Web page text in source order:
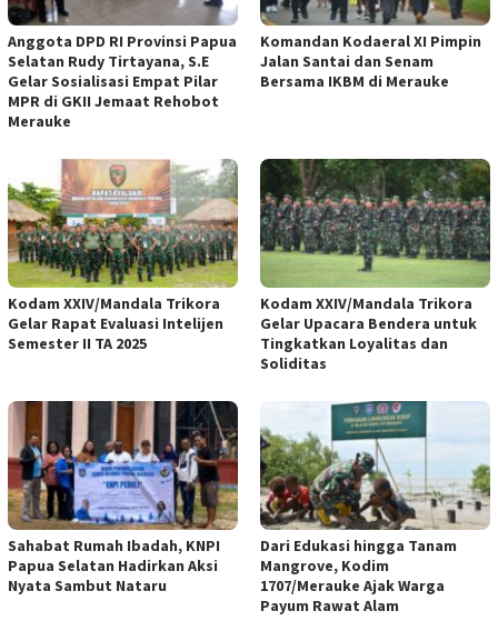
Anggota DPD RI Provinsi Papua
Selatan Rudy Tirtayana, S.E
Gelar Sosialisasi Empat Pilar
MPR di GKII Jemaat Rehobot
Merauke
Komandan Kodaeral XI Pimpin
Jalan Santai dan Senam
Bersama IKBM di Merauke
Kodam XXIV/Mandala Trikora
Gelar Rapat Evaluasi Intelijen
Semester II TA 2025
Kodam XXIV/Mandala Trikora
Gelar Upacara Bendera untuk
Tingkatkan Loyalitas dan
Soliditas
Sahabat Rumah Ibadah, KNPI
Papua Selatan Hadirkan Aksi
Nyata Sambut Nataru
Dari Edukasi hingga Tanam
Mangrove, Kodim
1707/Merauke Ajak Warga
Payum Rawat Alam